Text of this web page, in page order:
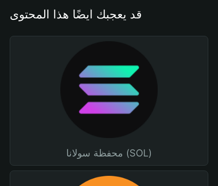
قد يعجبك أيضًا هذا المحتوى
محفظة سولانا (SOL)